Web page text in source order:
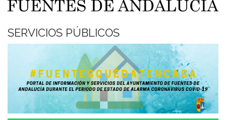
SERVICIOS PÚBLICOS